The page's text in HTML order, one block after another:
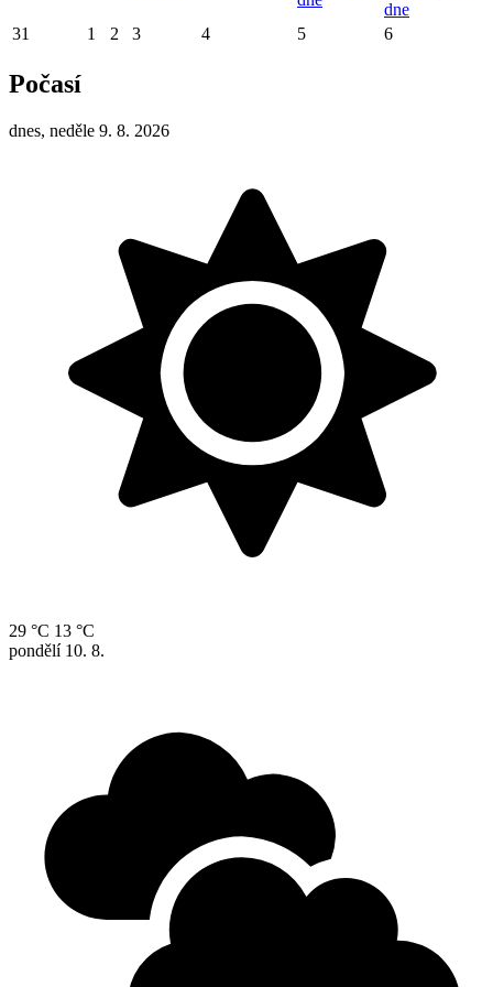
dne
31
1 2 3 4 5 6
Počasí
dnes, neděle 9. 8. 2026
29 °C 13 °C
pondělí 10. 8.